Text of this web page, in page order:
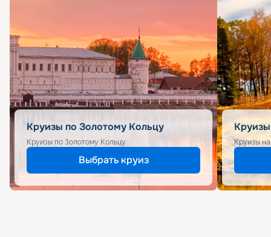
Круизы по Золотому Кольцу
Круизы по Золотому Кольцу
Выбрать круиз
Круизы